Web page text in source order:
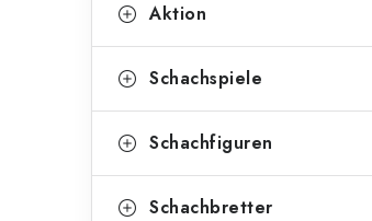
e
t
e
überspringen
a
e
o
Aktion
Schachspiele
Schachfiguren
Schachbretter